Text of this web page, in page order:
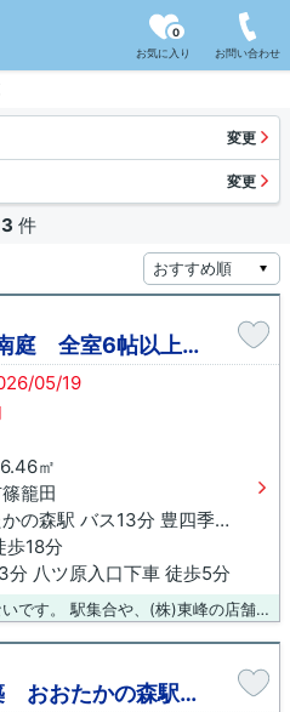
お気に入り
0
お問い合わせ
変更
変更
3 件
敷地50坪 南東角地 南庭 全室6帖以上 全室南向き 豊四季駅
05/19
㎡
籠田
流山おおたかの森駅 バス13分 豊四季駅南口下車 徒歩15分
歩18分
分 八ツ原入口下車 徒歩5分
現地は、分かりにくいかもしれないです。 駅集合や、(株)東峰の店舗集合できます。 ご自宅まで大型車で送迎もいたします。 小さいお子様もご一緒に皆さんでお越しください。 2種免許取得スタッフによる、車酔いしないスムーズドライブでご案内もできます。 子育て真っ最中のイクメンスタッフによる、ちびちゃんのいるご家庭にやさしい、おススメスポットのご案内も大好評。 お気軽にどうぞ。 こちらは現在【空室】の為、すぐに内覧可能です♪ 子育て真っ最中イクメンパパによる、子育てお悩み相談付きツアーも開催中。 お気軽にお申し出くださいね。 株式会社東峰は「お一人お一人の『人生という名の物語』に 登場させて頂く事に感謝し、 『あなたに出会えて良かったと言っていただける』サービスを致します」 予約のお電話はこちらへ↓ TEL：047－710-7016 ☆☆☆大歓迎致します☆☆☆ ・まずは相談だけ◎ ・物件の情報が欲しい◎ ・自宅を売却して住み替えをしたい◎ ・住みたい土地がある◎ ・小学校を変更したくない◎ ・住宅ローンがいくら組めるのか知りたい◎ ・他にもローンがあるのだけれど。。。◎ ・家族に言えない借り入れがある。。。◎(秘密厳守します!!) ・たくさんの物件を案内して欲しい◎ ・平日に案内して欲しい◎ ・物件見学に行くのに自宅まで迎えに来てほしい◎ ・スタッフに会いたい(笑)◎ ☆☆☆KIDSスペース有ります☆☆☆ お子様が退屈しないように、おもちゃや塗り絵、ジュースのご用意がございます◎ ぜひご家族でご来店下さい！
令和 4年11月施工 美築 おおたかの森駅まで自転車10分 柏市篠籠田